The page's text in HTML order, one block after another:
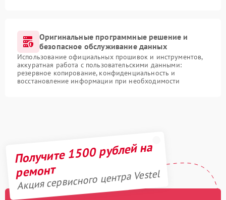
Оригинальные программные решение и
безопасное обслуживание данных
Использование официальных прошивок и инструментов,
аккуратная работа с пользовательскими данными:
резервное копирование, конфиденциальность и
восстановление информации при необходимости
Получите 1500 рублей на
ремонт
Акция сервисного центра Vestel